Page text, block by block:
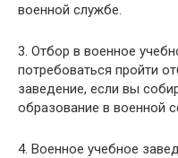
военной службе.
3. Отбор в военное
потребоваться пройти
заведение, если вы
образование в военной
4. Военное учебное